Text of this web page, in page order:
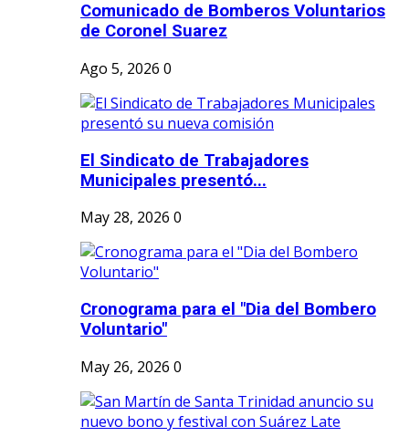
Comunicado de Bomberos Voluntarios
de Coronel Suarez
Ago 5, 2026 0
El Sindicato de Trabajadores
Municipales presentó...
May 28, 2026 0
Cronograma para el "Dia del Bombero
Voluntario"
May 26, 2026 0